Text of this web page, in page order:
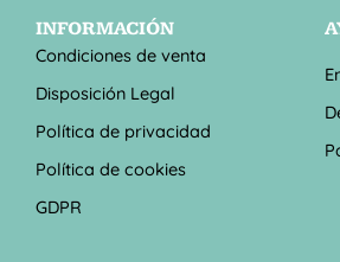
INFORMACIÓN
Condiciones de venta
Disposición Legal
Política de privacidad
Política de cookies
GDPR